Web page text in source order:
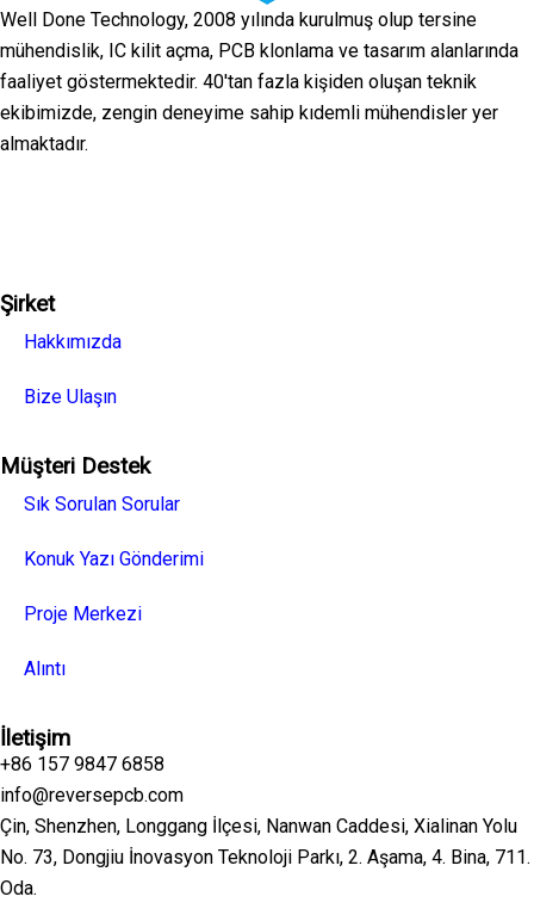
Well Done Technology, 2008 yılında kurulmuş olup tersine
mühendislik, IC kilit açma, PCB klonlama ve tasarım alanlarında
faaliyet göstermektedir. 40'tan fazla kişiden oluşan teknik
ekibimizde, zengin deneyime sahip kıdemli mühendisler yer
almaktadır.
Şirket
Hakkımızda
Bize Ulaşın
Müşteri Destek
Sık Sorulan Sorular
Konuk Yazı Gönderimi
Proje Merkezi
Alıntı
İletişim
+86 157 9847 6858
info@reversepcb.com
Çin, Shenzhen, Longgang İlçesi, Nanwan Caddesi, Xialinan Yolu
No. 73, Dongjiu İnovasyon Teknoloji Parkı, 2. Aşama, 4. Bina, 711.
Oda.